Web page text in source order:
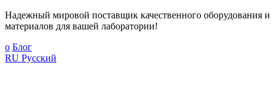
Надежный мировой поставщик качественного оборудования и
материалов для вашей лаборатории!
о Блог
RU Русский